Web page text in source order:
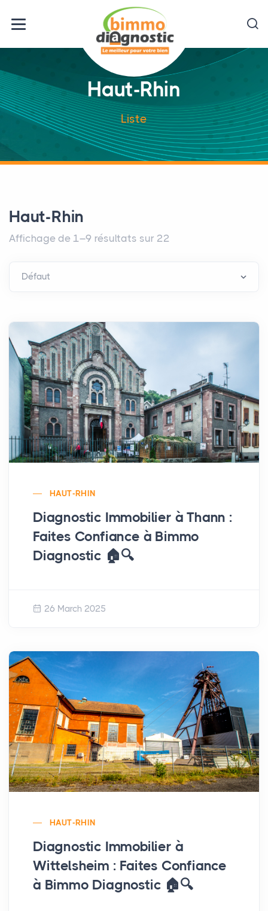
Haut-Rhin
Liste
Haut-Rhin
Affichage de 1–9 résultats sur 22
HAUT-RHIN
Diagnostic Immobilier à Thann :
Faites Confiance à Bimmo
Diagnostic 🏠🔍
26 March 2025
HAUT-RHIN
Diagnostic Immobilier à
Wittelsheim : Faites Confiance
à Bimmo Diagnostic 🏠🔍